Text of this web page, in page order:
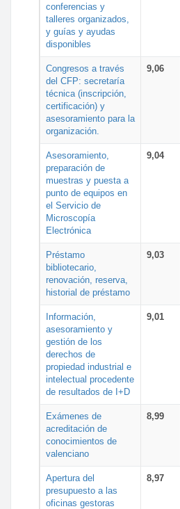
conferencias y
talleres organizados,
y guías y ayudas
disponibles
Congresos a través
del CFP: secretaría
técnica (inscripción,
certificación) y
asesoramiento para la
organización.
9,06
Asesoramiento,
preparación de
muestras y puesta a
punto de equipos en
el Servicio de
Microscopía
Electrónica
9,04
Préstamo
bibliotecario,
renovación, reserva,
historial de préstamo
9,03
Información,
asesoramiento y
gestión de los
derechos de
propiedad industrial e
intelectual procedente
de resultados de I+D
9,01
Exámenes de
acreditación de
conocimientos de
valenciano
8,99
Apertura del
presupuesto a las
oficinas gestoras
8,97